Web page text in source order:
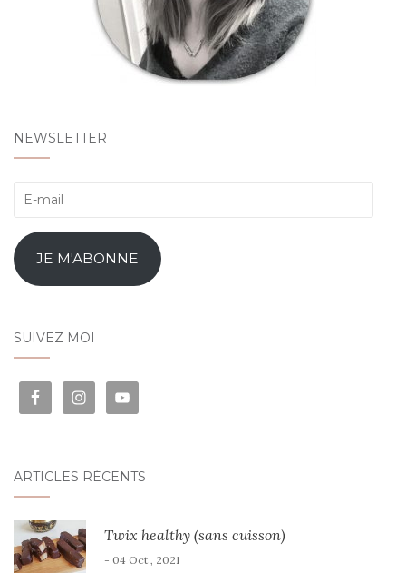
NEWSLETTER
E-
JE M'ABONNE
SUIVEZ MOI
ARTICLES RÉCENTS
Twix healthy (sans cuisson)
- 04 Oct , 2021